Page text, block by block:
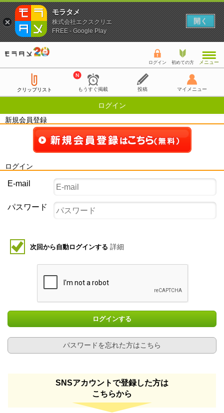
ログイン 初めての方 メニュー
クリップリスト もうすぐ掲載 投稿 マイメニュー
ログイン
新規会員登録
ログイン
E-mail
パスワード
次回から自動ログインする 詳細
ログインする
パスワードを忘れた方はこちら
SNSアカウントで登録した方は
こちらから
モラタメ
株式会社エクスクリエ
FREE - Google Play
開く